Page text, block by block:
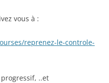
vous à :
reprenez-le-controle-
..et